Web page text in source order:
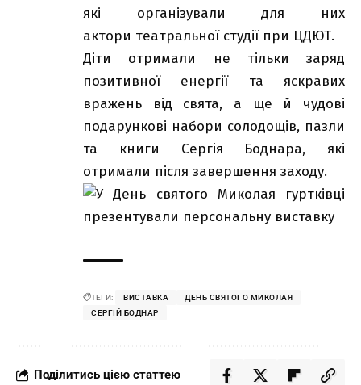
які організували для них
актори театральної студії при ЦДЮТ.
Діти отримали не тільки заряд
позитивної енергії та яскравих
вражень від свята, а ще й чудові
подарункові набори солодощів, пазли
та книги Сергія Боднара, які
отримали після завершення заходу.
ТЕГИ: ВИСТАВКА
ДЕНЬ СВЯТОГО МИКОЛАЯ
СЕРГІЙ БОДНАР
Поділитись цією статтею